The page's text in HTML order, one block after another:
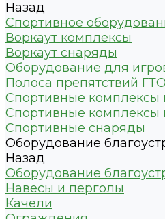
Назад
Спортивное
Воркаут комплексы
Воркаут снаряды
Оборудование для
Полоса препятствий ГТО
Спортивные комплексы
Спортивные комплексы
Спортивные снаряды
Оборудование
Назад
Оборудование
Навесы и перголы
Качели